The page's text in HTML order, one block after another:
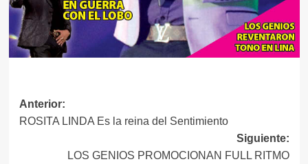
Navegación
de
entradas
Anterior:
ROSITA LINDA Es la reina del Sentimiento
Siguiente:
LOS GENIOS PROMOCIONAN FULL RITMO